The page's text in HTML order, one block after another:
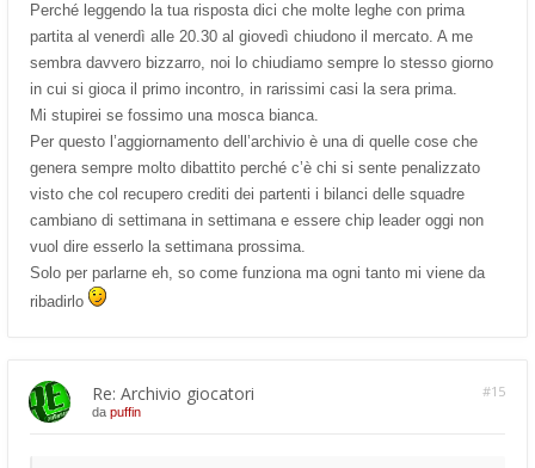
Perché leggendo la tua risposta dici che molte leghe con prima
partita al venerdì alle 20.30 al giovedì chiudono il mercato. A me
sembra davvero bizzarro, noi lo chiudiamo sempre lo stesso giorno
in cui si gioca il primo incontro, in rarissimi casi la sera prima.
Mi stupirei se fossimo una mosca bianca.
Per questo l’aggiornamento dell’archivio è una di quelle cose che
genera sempre molto dibattito perché c’è chi si sente penalizzato
visto che col recupero crediti dei partenti i bilanci delle squadre
cambiano di settimana in settimana e essere chip leader oggi non
vuol dire esserlo la settimana prossima.
Solo per parlarne eh, so come funziona ma ogni tanto mi viene da
ribadirlo
Re: Archivio giocatori #15
da puffin